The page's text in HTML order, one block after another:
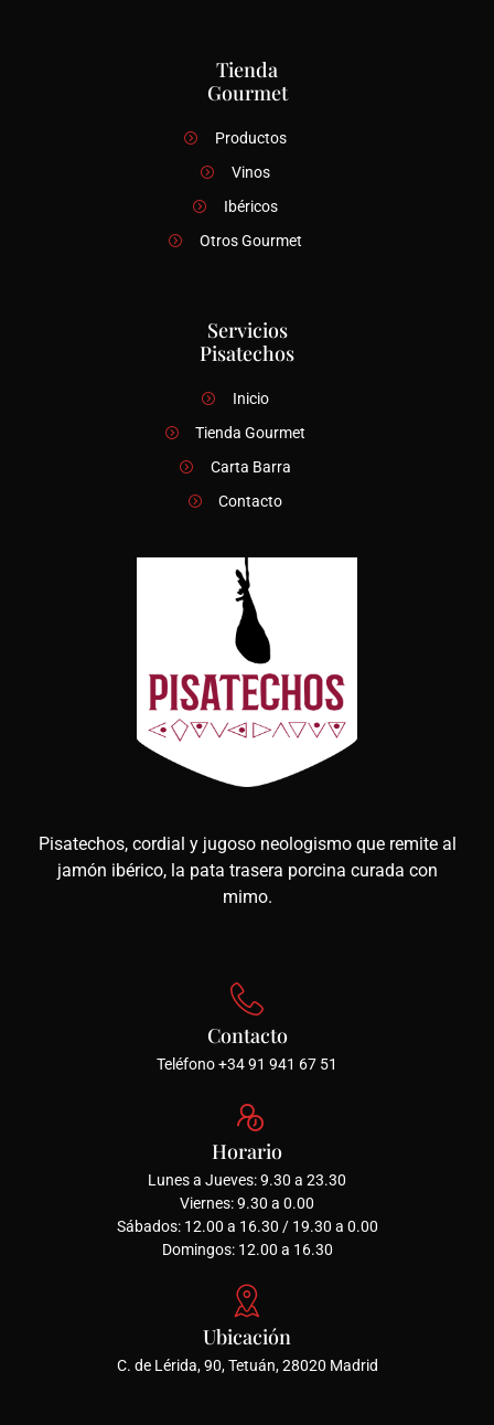
Tienda
Gourmet
Productos
Vinos
Ibéricos
Otros Gourmet
Servicios
Pisatechos
Inicio
Tienda Gourmet
Carta Barra
Contacto
Pisatechos, cordial y jugoso neologismo que remite al
jamón ibérico, la pata trasera porcina curada con
mimo.
Contacto
Teléfono +34 91 941 67 51
Horario
Lunes a Jueves: 9.30 a 23.30
Viernes: 9.30 a 0.00
Sábados: 12.00 a 16.30 / 19.30 a 0.00
Domingos: 12.00 a 16.30
Ubicación
C. de Lérida, 90, Tetuán, 28020 Madrid